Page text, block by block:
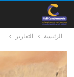
الرئيسة التقارير